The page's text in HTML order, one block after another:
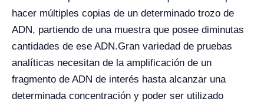
hacer múltiples copias de un determinado trozo de
ADN, partiendo de una muestra que posee diminutas
cantidades de ese ADN.Gran variedad de pruebas
analíticas necesitan de la amplificación de un
fragmento de ADN de interés hasta alcanzar una
determinada concentración y poder ser utilizado